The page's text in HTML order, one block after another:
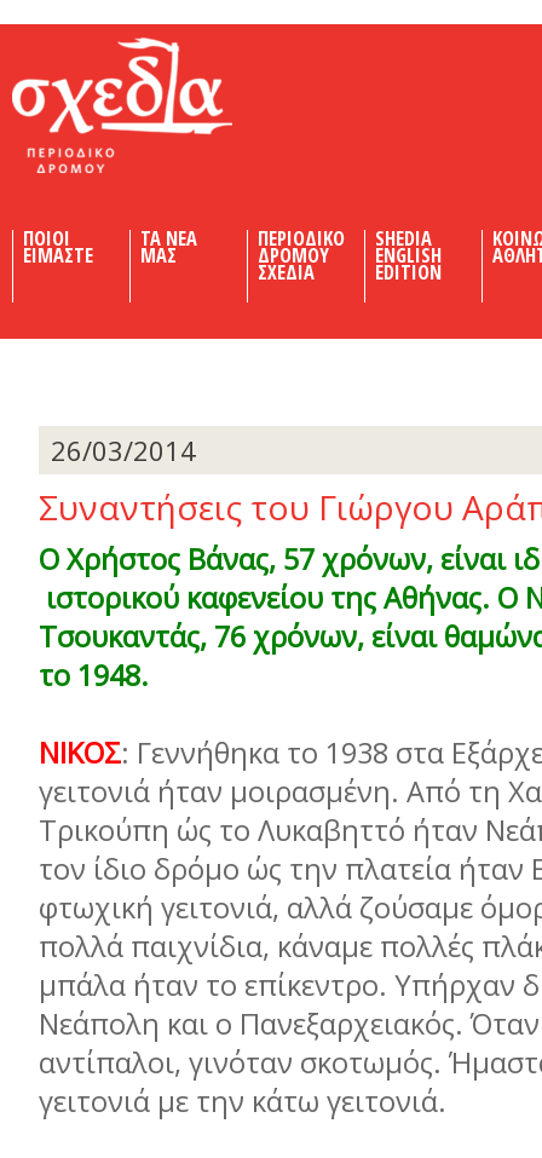
ΠΟΙΟΙ
ΕΙΜΑΣΤΕ
ΤΑ ΝΕΑ
ΜΑΣ
ΠΕΡΙΟΔΙΚΟ
ΔΡΟΜΟΥ
ΣΧΕΔΙΑ
SHEDIA
ENGLISH
EDITION
26/03/2014
Συναντήσεις του Γιώργου
Ο Χρήστος Βάνας, 57 χρόνων, είναι
ιστορικού καφενείου της Αθήνας. Ο
Τσουκαντάς, 76 χρόνων, είναι
το 1948.
ΝΙΚΟΣ: Γεννήθηκα το 1938 στα
γειτονιά ήταν μοιρασμένη. Από τη
Τρικούπη ώς το Λυκαβηττό ήταν
τον ίδιο δρόμο ώς την πλατεία ήταν
φτωχική γειτονιά, αλλά ζούσαμε
πολλά παιχνίδια, κάναμε πολλές
μπάλα ήταν το επίκεντρο. Υπήρχαν
Νεάπολη και ο Πανεξαρχειακός.
αντίπαλοι, γινόταν σκοτωμός.
γειτονιά με την κάτω γειτονιά.